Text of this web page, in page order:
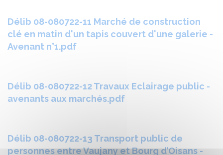
Délib 08-080722-11 Marché de construction
clé en matin d'un tapis couvert d'une galerie -
Avenant n°1.pdf
Délib 08-080722-12 Travaux Eclairage public -
avenants aux marchés.pdf
Délib 08-080722-13 Transport public de
personnes entre Vaujany et Bourg d’Oisans -